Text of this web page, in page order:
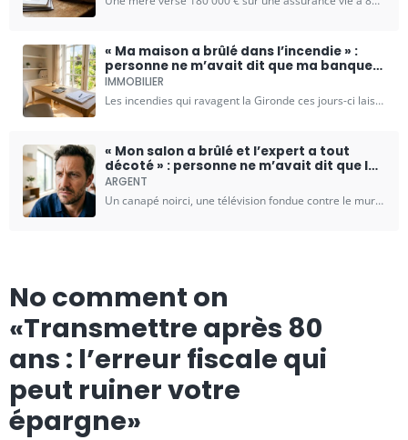
« Ma maison a brûlé dans l’incendie » :
personne ne m’avait dit que ma banque
n’était pas tenue de suspendre mes
mensualités
IMMOBILIER
Les incendies qui ravagent la Gironde ces jours-ci laissent derrière eux un paysage dévasté et des familles brisées. Au-delà des cendres et des décombres, une réalité financière s'impose brutalement aux...
« Mon salon a brûlé et l’expert a tout
décoté » : personne ne m’avait dit que la
vétusté ne pouvait pas s’appliquer à tout
ARGENT
Un canapé noirci, une télévision fondue contre le mur, un parquet gondolé par l'eau des pompiers. Après un incendie dans le salon, le passage de l'expert d'assurance ressemble souvent à...
No comment on
«Transmettre après 80
ans : l’erreur fiscale qui
peut ruiner votre
épargne»